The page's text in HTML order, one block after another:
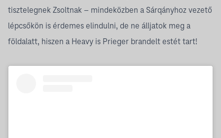
tisztelegnek Zsoltnak – mindeközben a Sárqányhoz vezető
lépcsőkön is érdemes elindulni, de ne álljatok meg a
földalatt, hiszen a Heavy is Prieger brandelt estét tart!